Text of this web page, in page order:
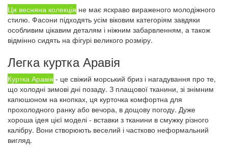
Ця весняна колекція не має яскраво вираженого молодіжного
стилю. Фасони підходять усім віковим категоріям завдяки
особливим цікавим деталям і ніжним забарвленням, а також
відмінно сидять на фігурі великого розміру.
Легка куртка Аравія
Куртка Аравія - це свіжий морський бриз і нагадування про те,
що холодні зимові дні позаду. З плащової тканини, зі знімним
капюшоном на кнопках, ця курточка комфортна для
прохолодного ранку або вечора, в дощову погоду. Дуже
хороша ідея цієї моделі - вставки з тканини в смужку різного
калібру. Вони створюють веселий і частково неформальний
вигляд.